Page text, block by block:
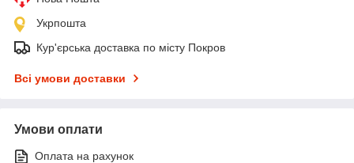
Укрпошта
Кур'єрська доставка по місту Покров
Всі умови доставки
Умови оплати
Оплата на рахунок